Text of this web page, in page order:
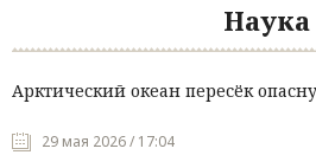
Наука
Арктический океан пересёк
29 мая 2026 / 17:04